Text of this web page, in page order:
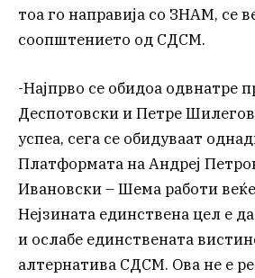
тоа го направија со ЗНАМ, се
соопштението од СДСМ.
-Најпрво се обидоа одвнатре
Деспотовски и Петре
успеа, сега се обидуваат
Платформата на Андреј
Ивановски – Шема работи
Нејзината единствена цел е
и ослабе единствената
алтернатива СДСМ. Ова не е